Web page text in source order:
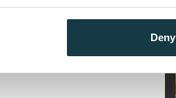
Deny
kommerogMichael K.
rikdom og permanente
i tillegg (…) Coetzee er